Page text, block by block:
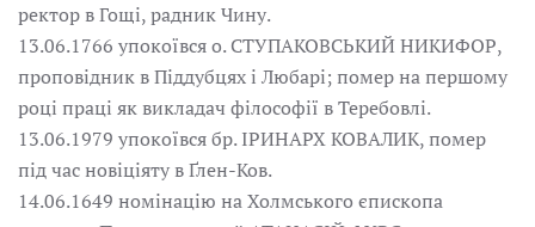
ректор в Гощі, радник Чину.
13.06.1766 упокоївся о. СТУПАКОВСЬКИЙ НИКИФОР,
проповідник в Піддубцях і Любарі; помер на першому
році праці як викладач філософії в Теребовлі.
13.06.1979 упокоївся бр. ІРИНАРХ КОВАЛИК, помер
під час новіціяту в Ґлен-Ков.
14.06.1649 номінацію на Холмського єпископа